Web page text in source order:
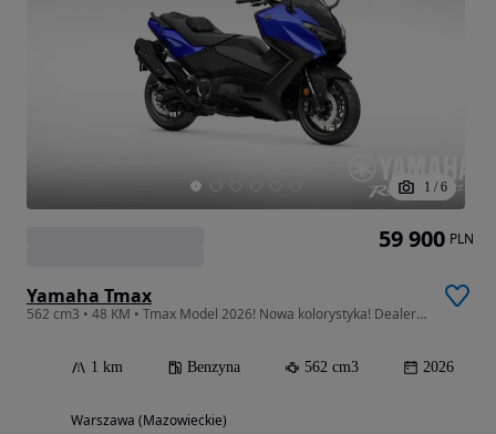
1 / 6
Yamaha Tmax
562 cm3 • 48 KM • Tmax Model 2026! Nowa kolorystyka! Dealer WWA! Gwarancja 5 lat.
1 km Benzyna 562 cm3 2026
Warszawa (Mazowieckie)
59 900 PLN